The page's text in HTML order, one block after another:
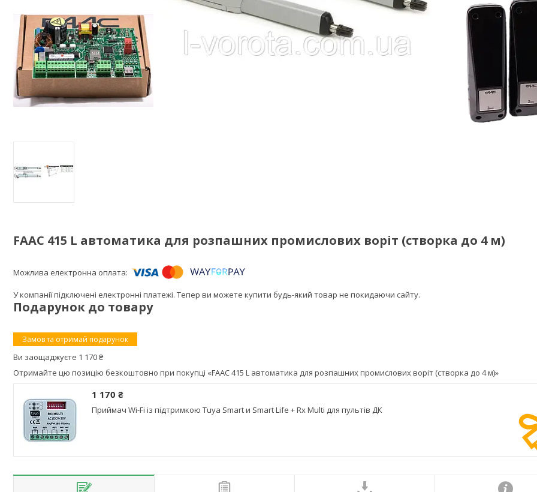
FAAC 415 L автоматика для розпашних промислових воріт (створка до 4 м)
У компанії підключені електронні платежі. Тепер ви можете купити будь-який товар не покидаючи сайту.
Подарунок до товару
Замов та отримай подарунок
Ви заощаджуєте 1 170 ₴
Отримайте цю позицію безкоштовно при покупці «FAAC 415 L автоматика для розпашних промислових воріт (створка до 4 м)»
1 170 ₴
Приймач Wi-Fi із підтримкою Tuya Smart и Smart Life + Rx Multi для пультів ДК